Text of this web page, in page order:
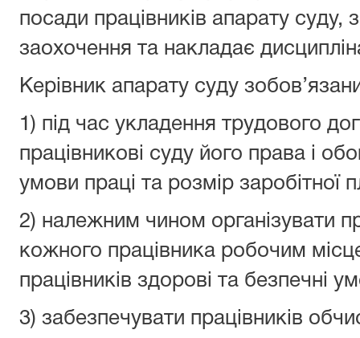
посади працівників апарату суду,
заохочення та накладає
Керівник апарату суду
1) під час укладення трудового
працівникові суду його права і
умови праці та розмір заробітної
2) належним чином організувати
кожного працівника робочим
працівників здорові та безпечні
3) забезпечувати працівників